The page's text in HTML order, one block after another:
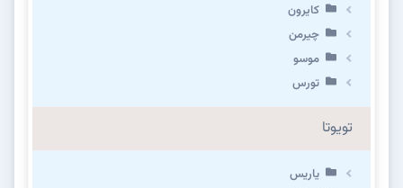
کایرون
چیرمن
موسو
تورس
تویوتا
یاریس